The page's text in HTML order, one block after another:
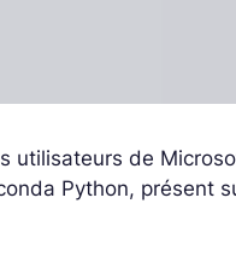
utilisateurs de
Python, présent